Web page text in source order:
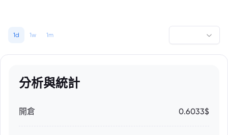
1d 1w 1m
分析與統計
開倉 0.6033$